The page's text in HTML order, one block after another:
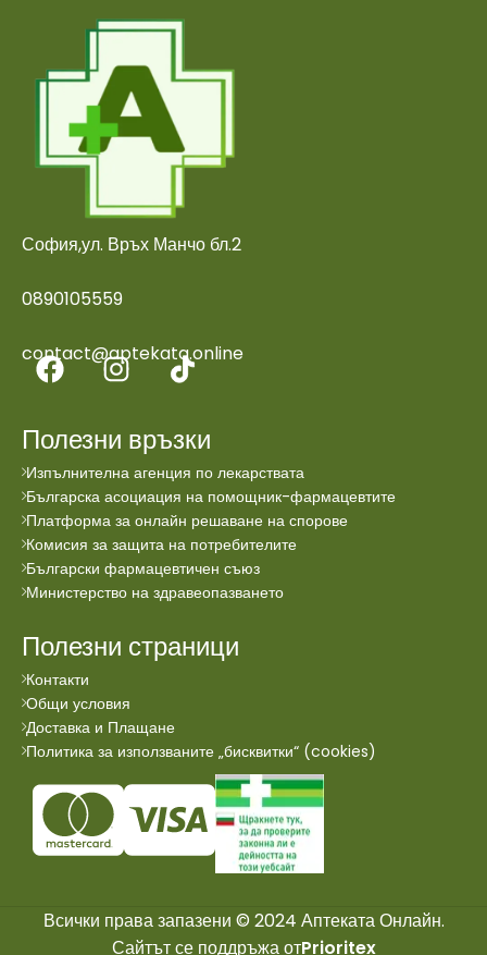
София,ул. Връх Манчо бл.2
0890105559
contact@aptekata.online
Полезни връзки
Изпълнителна агенция по лекарствата
Българска асоциация на помощник-фармацевтите
Платформа за онлайн решаване на спорове
Комисия за защита на потребителите
Български фармацевтичен съюз
Министерство на здравеопазването
Полезни страници
Контакти
Общи условия
Доставка и Плащане
Политика за използваните „бисквитки“ (cookies)
Всички права запазени © 2024 Аптеката Онлайн.
Сайтът се поддръжа отPrioritex